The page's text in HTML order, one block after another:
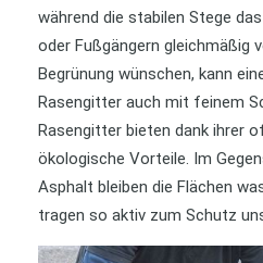
während die stabilen Stege
oder Fußgängern gleichmäßig
Begrünung wünschen, kann
Rasengitter auch mit feinem
Rasengitter bieten dank ihrer
ökologische Vorteile. Im
Asphalt bleiben die Flächen
tragen so aktiv zum Schutz